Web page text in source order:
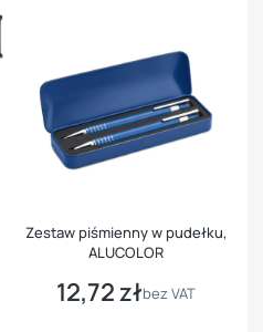
Zestaw piśmienny w pudełku,
ALUCOLOR
Cena
12,72 złbez VAT